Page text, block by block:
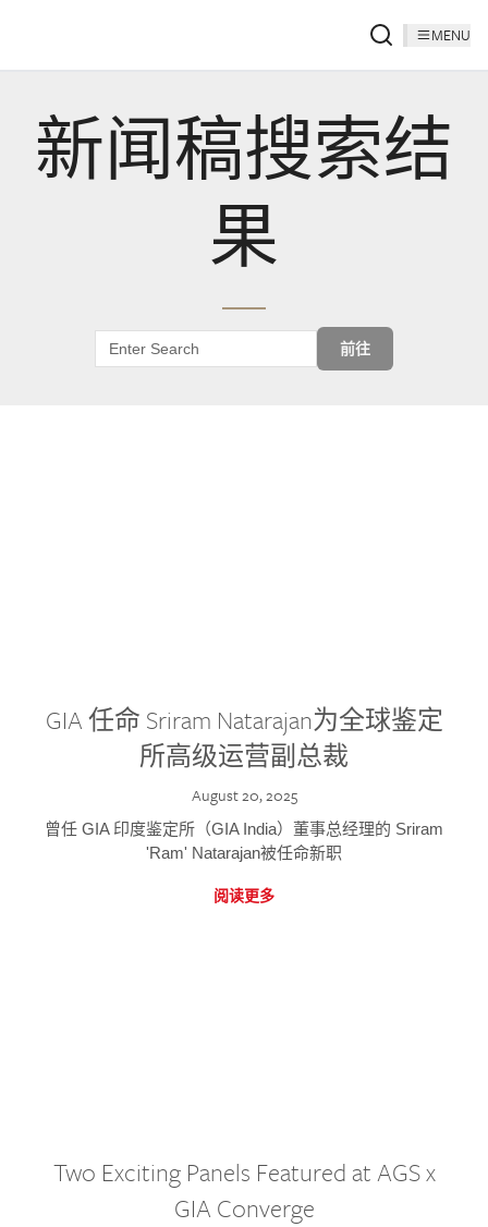
MENU
新闻稿搜索结
果
前往
GIA 任命 Sriram Natarajan为全球鉴定
所高级运营副总裁
August 20, 2025
曾任 GIA 印度鉴定所（GIA India）董事总经理的 Sriram
'Ram' Natarajan被任命新职
阅读更多
Two Exciting Panels Featured at AGS x
GIA Converge